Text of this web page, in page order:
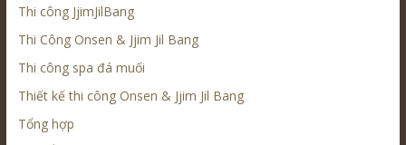
Thi công JjimJilBang
Thi Công Onsen & Jjim Jil Bang
Thi công spa đá muối
Thiết kế thi công Onsen & Jjim Jil Bang
Tổng hợp